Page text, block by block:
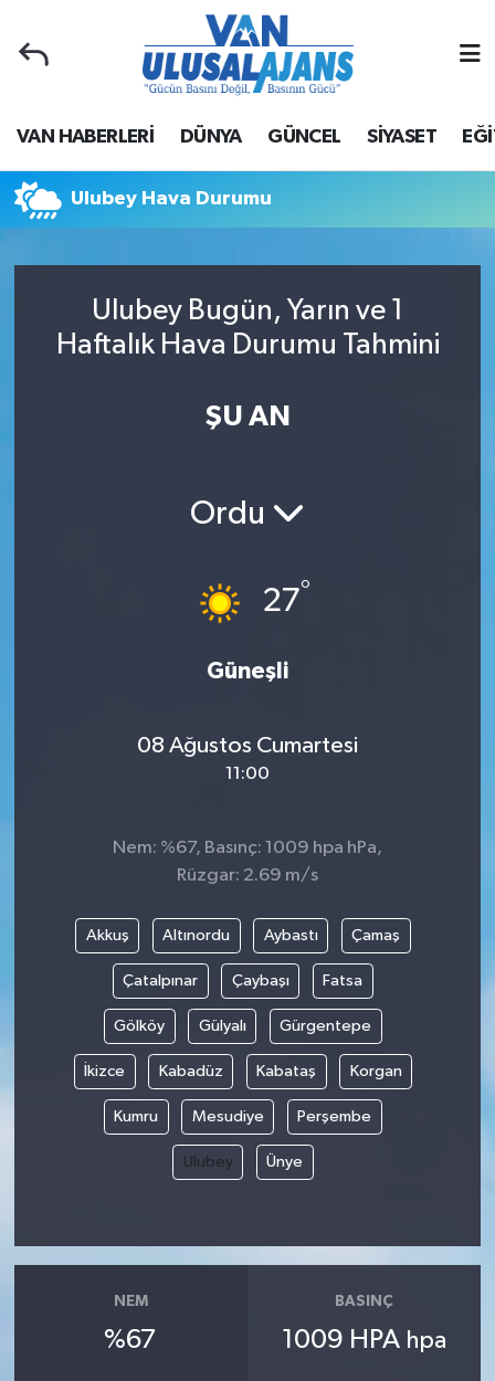
VAN HABERLERİ DÜNYA GÜNCEL SİYASET
Ulubey Hava Durumu
Ulubey Bugün, Yarın ve 1
Haftalık Hava Durumu Tahmini
ŞU AN
Ordu
27°
Güneşli
08 Ağustos Cumartesi
11:00
Nem: %67, Basınç: 1009 hpa hPa,
Rüzgar: 2.69 m/s
Akkuş Altınordu Aybastı Çamaş
Çatalpınar Çaybaşı Fatsa
Gölköy Gülyalı Gürgentepe
İkizce Kabadüz Kabataş Korgan
Kumru Mesudiye Perşembe
Ulubey Ünye
NEM
%67
BASINÇ
1009 HPA hpa
Van Nöbetçi Eczaneler
Van Hava Durumu
Van Namaz Vakitleri
Süper Lig Puan Durumu ve Fikstür
Son Dakika Haberleri